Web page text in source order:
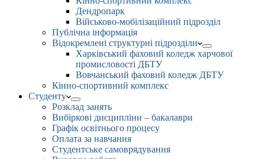
Дендропарк
Військово-мобілізаційний підрозділ
Публічна інформація
Відокремлені структурні підрозділи
Харківський фаховий коледж харчової
промисловості ДБТУ
Вовчанський фаховий коледж ДБТУ
Кінно-спортивний комплекс
Студенту
Розклад занять
Вибіркові дисципліни – бакалаври
Графік освітнього процесу
Оплата за навчання
Студентське самоврядування